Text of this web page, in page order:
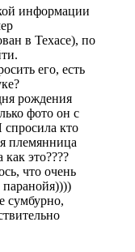
информации
в Техасе), по
его, есть
рождения
фото он с
спросила кто
племянница
это????
что очень
сумбурно,